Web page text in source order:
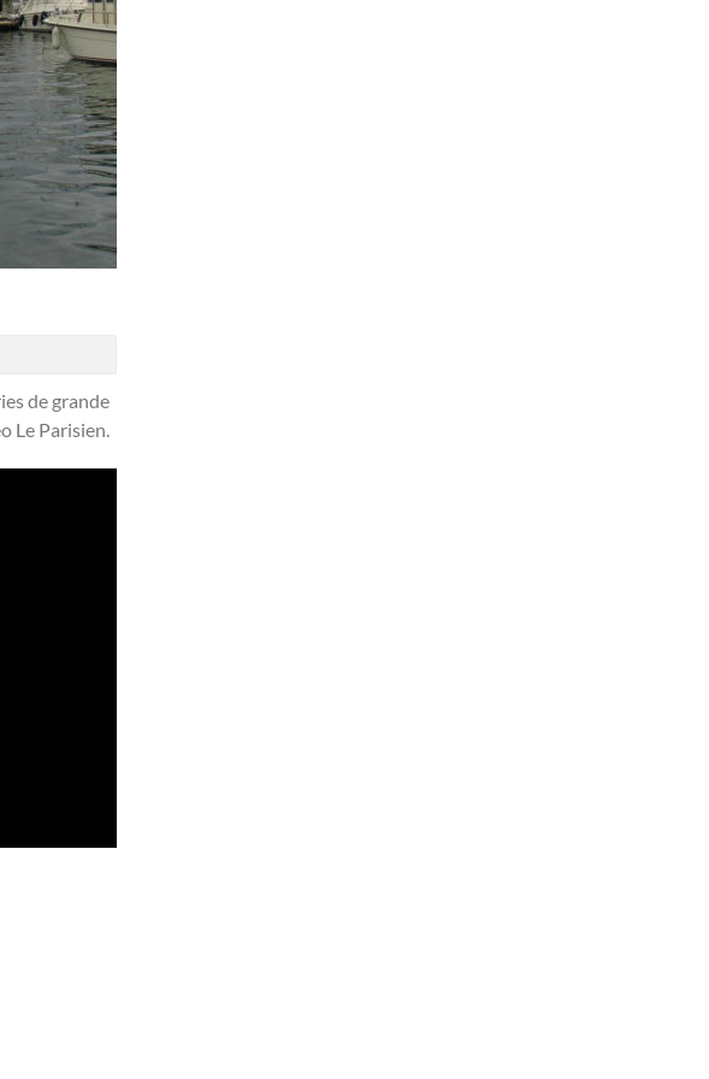
de grande
Le Parisien.